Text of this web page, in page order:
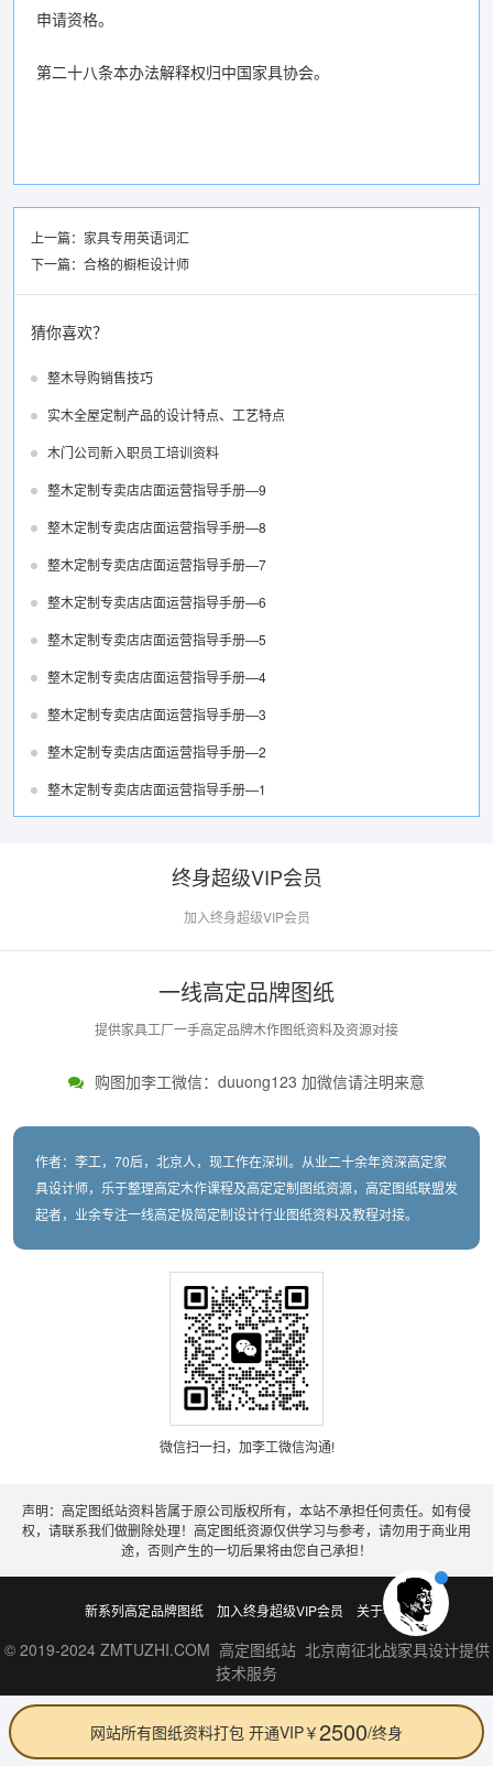
申请资格。
第二十八条本办法解释权归中国家具协会。
上一篇： 家具专用英语词汇
下一篇： 合格的橱柜设计师
猜你喜欢？
整木导购销售技巧
实木全屋定制产品的设计特点、工艺特点
木门公司新入职员工培训资料
整木定制专卖店店面运营指导手册—9
整木定制专卖店店面运营指导手册—8
整木定制专卖店店面运营指导手册—7
整木定制专卖店店面运营指导手册—6
整木定制专卖店店面运营指导手册—5
整木定制专卖店店面运营指导手册—4
整木定制专卖店店面运营指导手册—3
整木定制专卖店店面运营指导手册—2
整木定制专卖店店面运营指导手册—1
终身超级VIP会员
加入终身超级VIP会员
一线高定品牌图纸
提供家具工厂一手高定品牌木作图纸资料及资源对接
购图加李工微信：duuong123 加微信请注明来意
作者：李工，70后，北京人，现工作在深圳。从业二十余年资深高定家
具设计师，乐于整理高定木作课程及高定定制图纸资源，高定图纸联盟发
起者，业余专注一线高定极简定制设计行业图纸资料及教程对接。
微信扫一扫，加李工微信沟通!
声明：高定图纸站资料皆属于原公司版权所有，本站不承担任何责任。如有侵
权，请联系我们做删除处理！高定图纸资源仅供学习与参考，请勿用于商业用
途，否则产生的一切后果将由您自己承担！
新系列高定品牌图纸 加入终身超级VIP会员 关于老李
© 2019-2024 ZMTUZHI.COM 高定图纸站 北京南征北战家具设计提供
技术服务
网站所有图纸资料打包 开通VIP￥2500/终身